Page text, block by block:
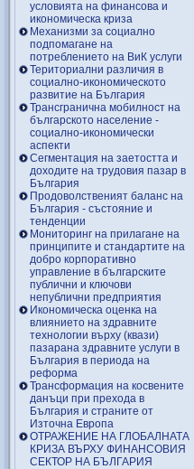
условията на финансова и
икономическа криза
Механизми за социално
подпомагане на
потреблението на ВиК услуги
Териториални различия в
социално-икономическото
развитие на България
Трансгранична мобилност на
българското население -
социално-икономически
аспекти
Сегментация на заетостта и
доходите на трудовия пазар в
България
Продоволственият баланс на
България - състояние и
тенденции
Мониторинг на прилагане на
принципите и стандартите на
добро корпоративно
управление в българските
публични и ключови
непублични предприятия
Икономическа оценка на
влиянието на здравните
технологии върху (квази)
пазарана здравните услуги в
България в периода на
реформа
Трансформация на косвените
данъци при прехода в
България и страните от
Източна Европа
ОТРАЖЕНИЕ НА ГЛОБАЛНАТА
КРИЗА ВЪРХУ ФИНАНСОВИЯ
СЕКТОР НА БЪЛГАРИЯ